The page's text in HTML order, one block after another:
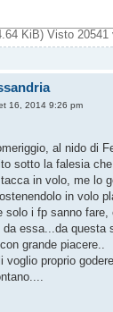
KiB) Visto 20541
16, 2014 9:26 pm
al nido di
sotto la falesia
in volo, me lo
in volo
i fp sanno
essa...da
grande piacere..
voglio proprio